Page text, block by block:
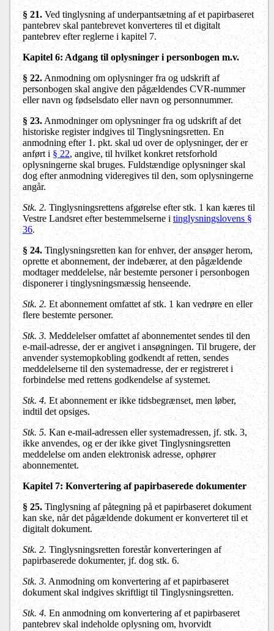
§ 21. Ved tinglysning af underpantsætning af et papirbaseret
pantebrev skal pantebrevet konverteres til et digitalt
pantebrev efter reglerne i kapitel 7.
Kapitel 6: Adgang til oplysninger i personbogen m.v.
§ 22.Anmodning om oplysninger fra og udskrift af
personbogen skal angive den pågældendes CVR-nummer
eller navn og fødselsdato eller navn og personnummer.
§ 23.Anmodninger om oplysninger fra og udskrift af det
historiske register indgives til Tinglysningsretten. En
anmodning efter 1. pkt. skal ud over de oplysninger, der er
anført i§ 22, angive, til hvilket konkret retsforhold
oplysningerne skal bruges. Fuldstændige oplysninger skal
dog efter anmodning videregives til den, som oplysningerne
angår.
Stk. 2.Tinglysningsrettens afgørelse efter stk. 1 kan kæres til
Vestre Landsret efter bestemmelserne i tinglysningslovens §
36.
§ 24.Tinglysningsretten kan for enhver, der ansøger herom,
oprette et abonnement, der indebærer, at den pågældende
modtager meddelelse, når bestemte personer i personbogen
disponerer i tinglysningsmæssig henseende.
Stk. 2. Et abonnement omfattet af stk. 1 kan vedrøre en eller
flere bestemte personer.
Stk. 3. Meddelelser omfattet af abonnementet sendes til den
e-mail-adresse, der er angivet i ansøgningen. Til brugere, der
anvender systemopkobling godkendt af retten, sendes
meddelelserne til den systemadresse, der er registreret i
forbindelse med rettens godkendelse af systemet.
Stk. 4. Et abonnement er ikke tidsbegrænset, men løber,
indtil det opsiges.
Stk. 5. Kan e-mail-adressen eller systemadressen, jf. stk. 3,
ikke anvendes, og er der ikke givet Tinglysningsretten
meddelelse om anden elektronisk adresse, ophører
abonnementet.
Kapitel 7: Konvertering af papirbaserede dokumenter
§ 25. Tinglysning af påtegning på et papirbaseret dokument
kan ske, når det pågældende dokument er konverteret til et
digitalt dokument.
Stk. 2. Tinglysningsretten forestår konverteringen af
papirbaserede dokumenter, jf. dog stk. 6.
Stk. 3.Anmodning om konvertering af et papirbaseret
dokument skal indgives skriftligt til Tinglysningsretten.
Stk. 4. En anmodning om konvertering af et papirbaseret
pantebrev skal indeholde oplysning om, hvorvidt